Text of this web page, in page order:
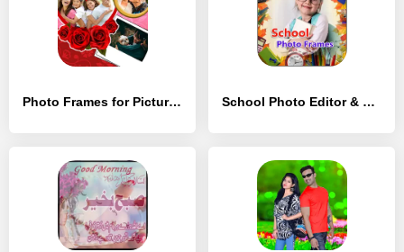
Photo Frames for Pictures - [Без рекламы] School Photo Editor & Frames - [Без рекламы]